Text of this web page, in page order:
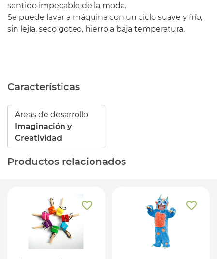
sentido impecable de la moda.
Se puede lavar a máquina con un ciclo suave y frío,
sin lejía, seco goteo, hierro a baja temperatura.
Características
Áreas de desarrollo
Imaginación y
Creatividad
Productos relacionados